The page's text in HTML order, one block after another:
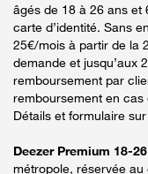
âgés de 18 à 26 ans et
carte d’identité. Sans
25€/mois à partir de la
demande et jusqu’aux
remboursement par
remboursement en cas
Détails et formulaire sur
Deezer Premium 18-
métropole, réservée au